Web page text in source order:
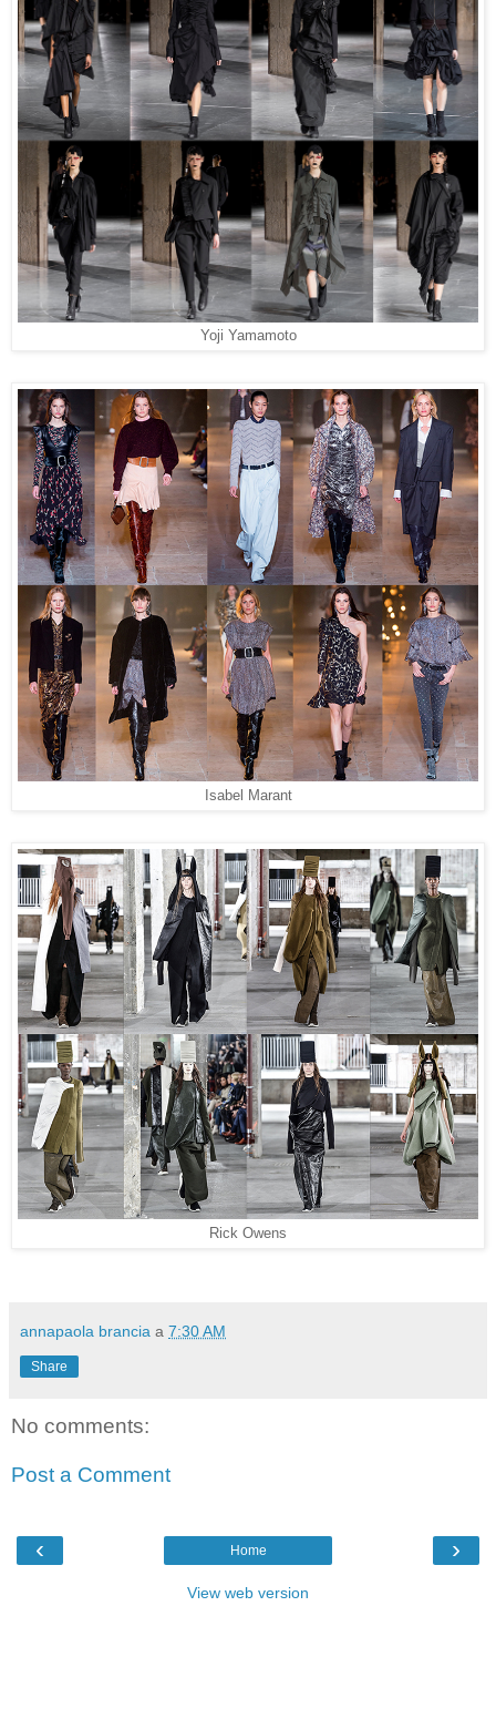
Yoji Yamamoto
Isabel Marant
Rick Owens
annapaola brancia a 7:30 AM
Share
No comments:
Post a Comment
‹ ›
Home
View web version